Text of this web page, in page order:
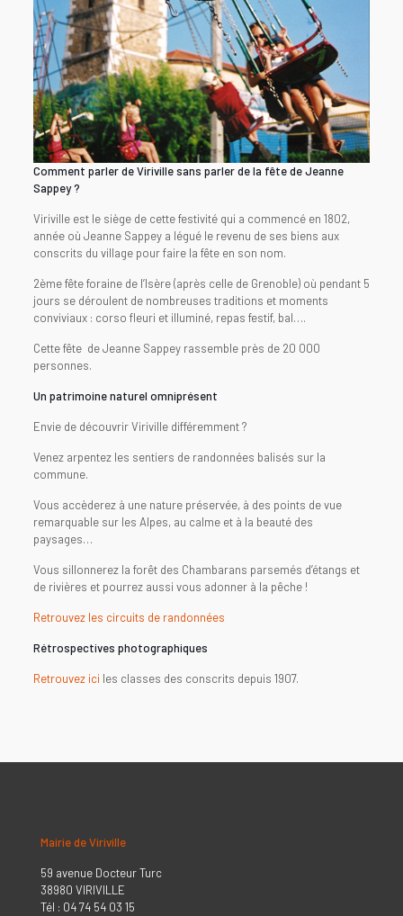
Comment parler de Viriville sans parler de la fête de Jeanne
Sappey ?
Viriville est le siège de cette festivité qui a commencé en 1802,
année où Jeanne Sappey a légué le revenu de ses biens aux
conscrits du village pour faire la fête en son nom.
2ème fête foraine de l’Isère (après celle de Grenoble) où pendant 5
jours se déroulent de nombreuses traditions et moments
conviviaux : corso fleuri et illuminé, repas festif, bal….
Cette fête de Jeanne Sappey rassemble près de 20 000
personnes.
Un patrimoine naturel omniprésent
Envie de découvrir Viriville différemment ?
Venez arpentez les sentiers de randonnées balisés sur la
commune.
Vous accèderez à une nature préservée, à des points de vue
remarquable sur les Alpes, au calme et à la beauté des
paysages…
Vous sillonnerez la forêt des Chambarans parsemés d’étangs et
de rivières et pourrez aussi vous adonner à la pêche !
Retrouvez les circuits de randonnées
Rétrospectives photographiques
Retrouvez ici les classes des conscrits depuis 1907.
Mairie de Viriville
59 avenue Docteur Turc
38980 VIRIVILLE
Tél : 04 74 54 03 15